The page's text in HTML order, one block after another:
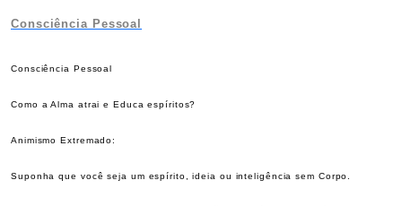
Consciência Pessoal
Consciência Pessoal
Como a Alma atrai e Educa espíritos?
Animismo Extremado:
Suponha que você seja um espírito, ideia ou inteligência sem Corpo.